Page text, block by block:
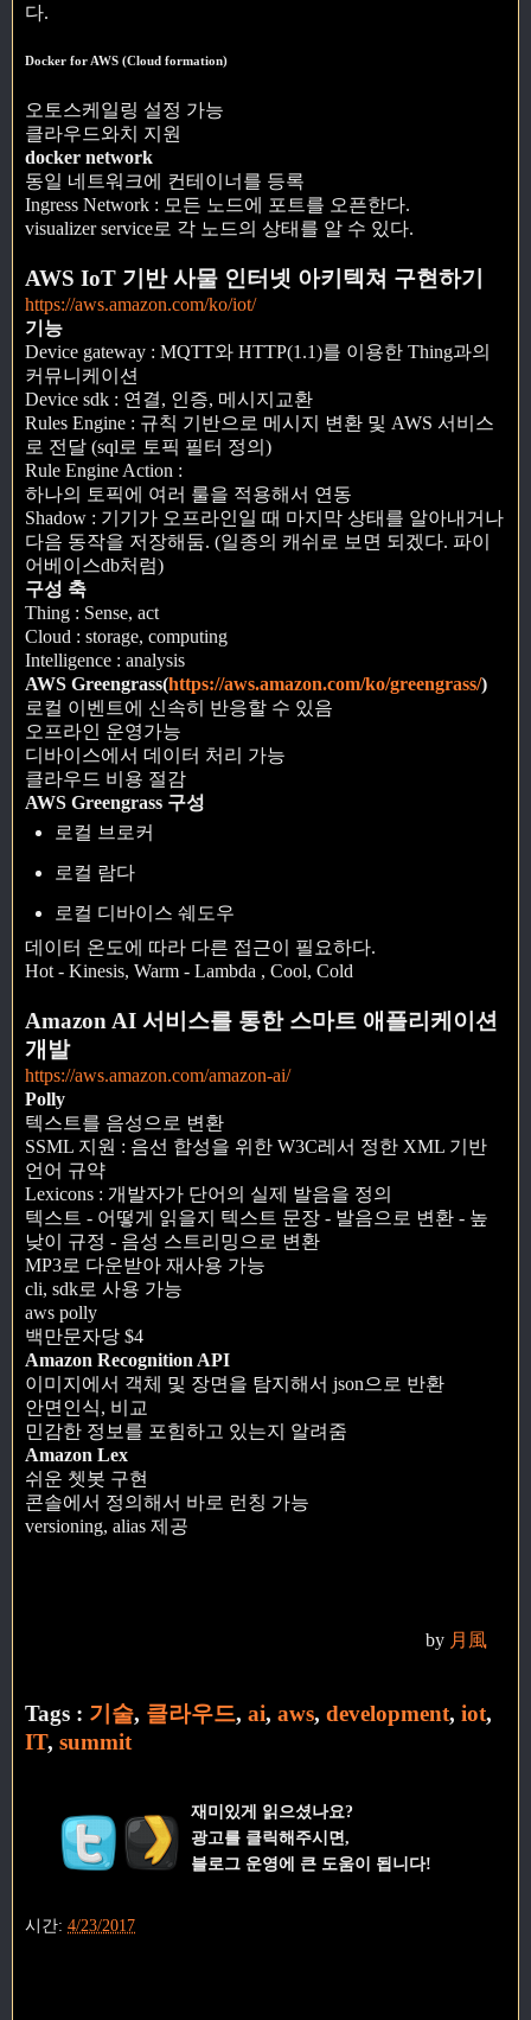
다.
Docker for AWS (Cloud formation)
오토스케일링 설정 가능
클라우드와치 지원
docker network
동일 네트워크에 컨테이너를 등록
Ingress Network : 모든 노드에 포트를 오픈한다.
visualizer service로 각 노드의 상태를 알 수 있다.
AWS IoT 기반 사물 인터넷 아키텍쳐 구현하기
https://aws.amazon.com/ko/iot/
기능
Device gateway : MQTT와 HTTP(1.1)를 이용한 Thing과의
커뮤니케이션
Device sdk : 연결, 인증, 메시지교환
Rules Engine : 규칙 기반으로 메시지 변환 및 AWS 서비스
로 전달 (sql로 토픽 필터 정의)
Rule Engine Action :
하나의 토픽에 여러 룰을 적용해서 연동
Shadow : 기기가 오프라인일 때 마지막 상태를 알아내거나
다음 동작을 저장해둠. (일종의 캐쉬로 보면 되겠다. 파이
어베이스db처럼)
구성 축
Thing : Sense, act
Cloud : storage, computing
Intelligence : analysis
AWS Greengrass(https://aws.amazon.com/ko/greengrass/)
로컬 이벤트에 신속히 반응할 수 있음
오프라인 운영가능
디바이스에서 데이터 처리 가능
클라우드 비용 절감
AWS Greengrass 구성
로컬 브로커
로컬 람다
로컬 디바이스 쉐도우
데이터 온도에 따라 다른 접근이 필요하다.
Hot - Kinesis, Warm - Lambda , Cool, Cold
Amazon AI 서비스를 통한 스마트 애플리케이션
개발
https://aws.amazon.com/amazon-ai/
Polly
텍스트를 음성으로 변환
SSML 지원 : 음선 합성을 위한 W3C레서 정한 XML 기반
언어 규약
Lexicons : 개발자가 단어의 실제 발음을 정의
텍스트 - 어떻게 읽을지 텍스트 문장 - 발음으로 변환 - 높
낮이 규정 - 음성 스트리밍으로 변환
MP3로 다운받아 재사용 가능
cli, sdk로 사용 가능
aws polly
백만문자당 $4
Amazon Recognition API
이미지에서 객체 및 장면을 탐지해서 json으로 반환
안면인식, 비교
민감한 정보를 포힘하고 있는지 알려줌
Amazon Lex
쉬운 쳇봇 구현
콘솔에서 정의해서 바로 런칭 가능
versioning, alias 제공
by 月風
Tags : 기술, 클라우드, ai, aws, development, iot,
IT, summit
재미있게 읽으셨나요?
광고를 클릭해주시면,
블로그 운영에 큰 도움이 됩니다!
시간: 4/23/2017